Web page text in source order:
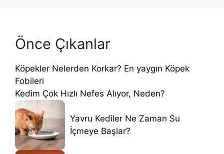
Önce Çıkanlar
Köpekler Nelerden Korkar? En yaygın Köpek
Fobileri
Kedim Çok Hızlı Nefes Alıyor, Neden?
Yavru Kediler Ne Zaman Su
İçmeye Başlar?